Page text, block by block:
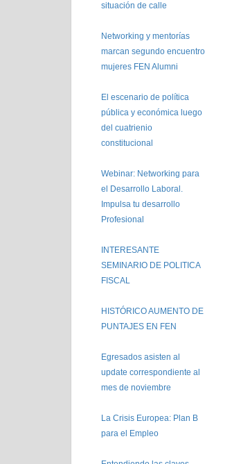
situación de calle
Networking y mentorías
marcan segundo encuentro
mujeres FEN Alumni
El escenario de política
pública y económica luego
del cuatrienio
constitucional
Webinar: Networking para
el Desarrollo Laboral.
Impulsa tu desarrollo
Profesional
INTERESANTE
SEMINARIO DE POLITICA
FISCAL
HISTÓRICO AUMENTO DE
PUNTAJES EN FEN
Egresados asisten al
update correspondiente al
mes de noviembre
La Crisis Europea: Plan B
para el Empleo